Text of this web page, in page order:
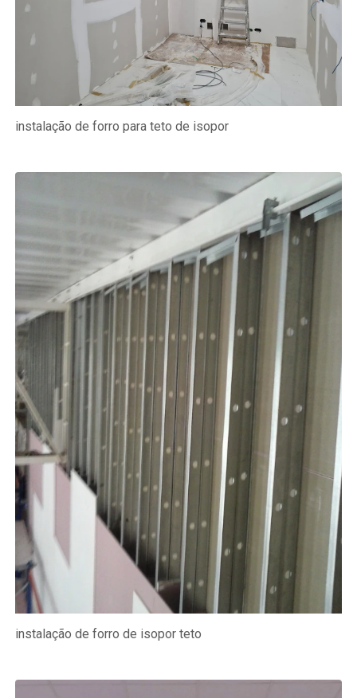
instalação de forro para teto de isopor
instalação de forro de isopor teto